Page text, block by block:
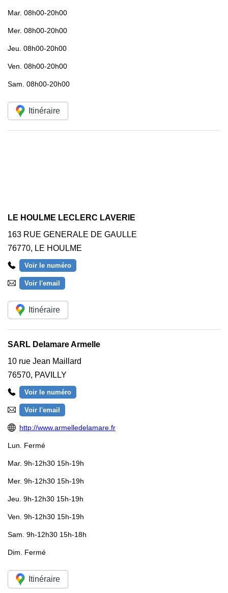
Mar. 08h00-20h00
Mer. 08h00-20h00
Jeu. 08h00-20h00
Ven. 08h00-20h00
Sam. 08h00-20h00
Itinéraire
LE HOULME LECLERC LAVERIE
163 RUE GENERALE DE GAULLE
76770, LE HOULME
Voir le numéro
Voir l'email
Itinéraire
SARL Delamare Armelle
10 rue Jean Maillard
76570, PAVILLY
Voir le numéro
Voir l'email
http://www.armelledelamare.fr
Lun. Fermé
Mar. 9h-12h30 15h-19h
Mer. 9h-12h30 15h-19h
Jeu. 9h-12h30 15h-19h
Ven. 9h-12h30 15h-19h
Sam. 9h-12h30 15h-18h
Dim. Fermé
Itinéraire